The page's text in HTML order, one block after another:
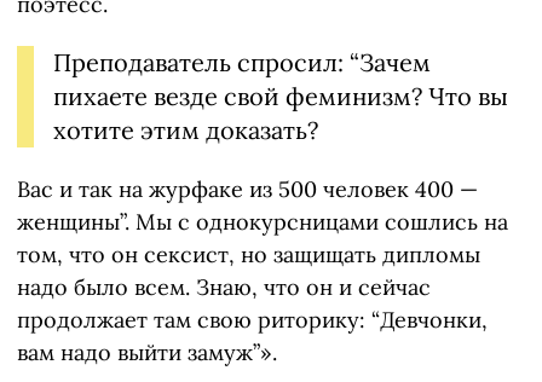
Преподаватель спросил: “Зачем
пихаете везде свой феминизм? Что вы
хотите этим доказать?
Вас и так на журфаке из 500 человек 400 —
женщины”. Мы с однокурсницами сошлись на
том, что он сексист, но защищать дипломы
надо было всем. Знаю, что он и сейчас
продолжает там свою риторику: “Девчонки,
вам надо выйти замуж”».